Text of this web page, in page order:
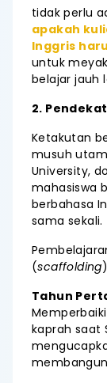
tidak perlu
apakah
Inggris
untuk
belajar jauh
2.
Ketakutan
musuh
University,
mahasiswa
berbahasa
sama sekali.
(scaffolding
Tahun
Memperbaiki
kaprah saat